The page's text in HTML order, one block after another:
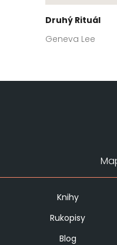
Druhý Rituál
Geneva Lee
Knihy
Rukopisy
Blog